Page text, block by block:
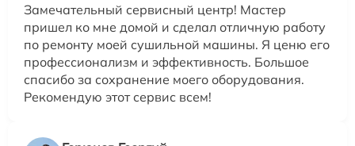
Замечательный сервисный центр! Мастер
пришел ко мне домой и сделал отличную работу
по ремонту моей сушильной машины. Я ценю его
профессионализм и эффективность. Большое
спасибо за сохранение моего оборудования.
Рекомендую этот сервис всем!